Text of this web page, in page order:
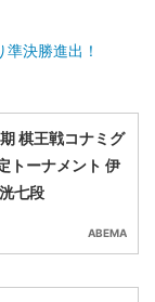
決勝進出！
棋王戦コナミグ
トーナメント 伊
七段
ABEMA